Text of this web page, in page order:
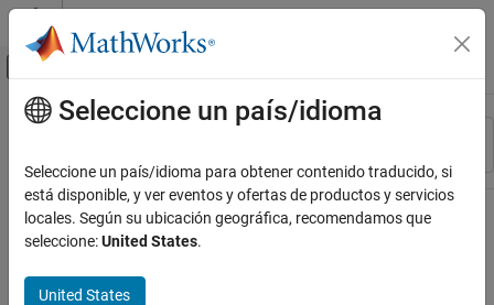
Saltar al contenido
Mostrar/ocultar menú de navegación
Recurso
Contenido principal
Seleccione un país/idioma
Seleccione un país/idioma para obtener contenido traducido, si
está disponible, y ver eventos y ofertas de productos y servicios
locales. Según su ubicación geográfica, recomendamos que
seleccione:United States.
United States